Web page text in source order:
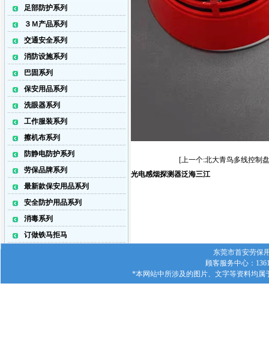
足部防护系列
３Ｍ产品系列
交通安全系列
消防设施系列
巴固系列
保安用品系列
洗眼器系列
工作服装系列
擦机布系列
防静电防护系列
劳保品牌系列
最新款保安用品系列
安全防护用品系列
消毒系列
订做铁马拒马
[上一个:北大青鸟多线控制
光电感烟探测器泛海三江
东莞市首安劳保
顾客服务中心：
*本网站中所涉及的图片、文字等资料均